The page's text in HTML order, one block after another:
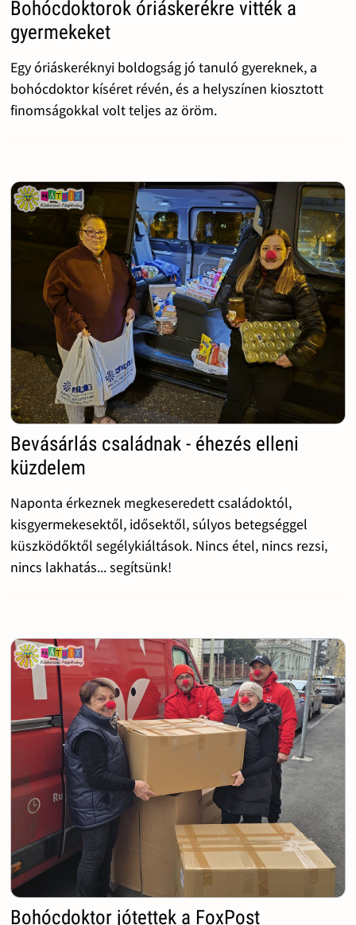
Bohócdoktorok óriáskerékre vitték a
gyermekeket
Egy óriáskeréknyi boldogság jó tanuló gyereknek, a
bohócdoktor kíséret révén, és a helyszínen kiosztott
finomságokkal volt teljes az öröm.
Bevásárlás családnak - éhezés elleni
küzdelem
Naponta érkeznek megkeseredett családoktól,
kisgyermekesektől, idősektől, súlyos betegséggel
küszködőktől segélykiáltások. Nincs étel, nincs rezsi,
nincs lakhatás... segítsünk!
Bohócdoktor jótettek a FoxPost